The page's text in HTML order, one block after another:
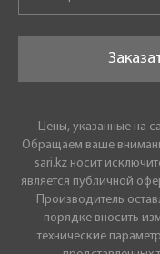
Цены, указанные на
Обращаем ваше
sari.kz носит
является публичной
Производитель
порядке вносить
технические